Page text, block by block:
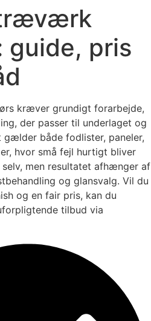
guide, pris
kræver grundigt forarbejde,
der passer til underlaget og
gælder både fodlister, paneler,
hvor små fejl hurtigt bliver
men resultatet afhænger af
og glansvalg. Vil du
og en fair pris, kan du
tilbud via